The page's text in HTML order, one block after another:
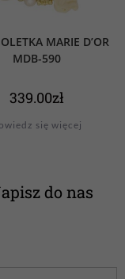
MARIE D’OR
MDB-590
339.00zł
się więcej
do nas